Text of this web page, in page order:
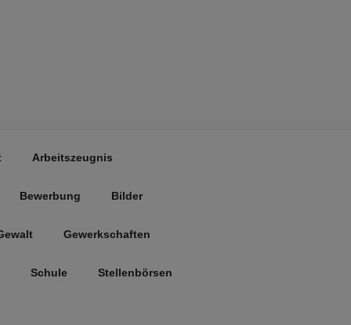
Arbeitszeugnis
Bewerbung Bilder
Gewerkschaften
Schule Stellenbörsen